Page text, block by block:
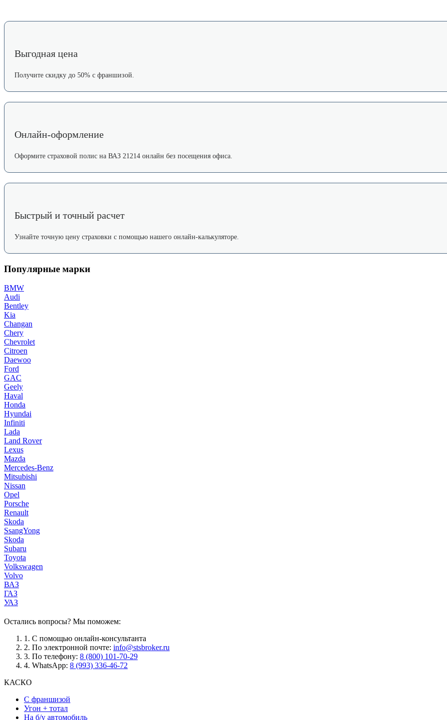
Выгодная цена
Получите скидку до 50% с франшизой.
Онлайн-оформление
Оформите страховой полис на ВАЗ 21214 онлайн без посещения офиса.
Быстрый и точный расчет
Узнайте точную цену страховки с помощью нашего онлайн-калькуляторе.
Популярные марки
BMW
Audi
Bentley
Kia
Changan
Chery
Chevrolet
Citroen
Daewoo
Ford
GAC
Geely
Haval
Honda
Hyundai
Infiniti
Lada
Land Rover
Lexus
Mazda
Mercedes-Benz
Mitsubishi
Nissan
Opel
Porsche
Renault
Skoda
SsangYong
Skoda
Subaru
Toyota
Volkswagen
Volvo
ВАЗ
ГАЗ
УАЗ
Остались вопросы? Мы поможем:
1. С помощью онлайн-консультанта
2. По электронной почте: info@stsbroker.ru
3. По телефону: 8 (800) 101-70-29
4. WhatsApp: 8 (993) 336-46-72
КАСКО
С франшизой
Угон + тотал
На б/у автомобиль